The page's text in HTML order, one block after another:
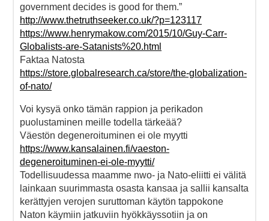
government decides is good for them.”
http://www.thetruthseeker.co.uk/?p=123117
https://www.henrymakow.com/2015/10/Guy-Carr-
Globalists-are-Satanists%20.html
Faktaa Natosta
https://store.globalresearch.ca/store/the-globalization-
of-nato/
Voi kysyä onko tämän rappion ja perikadon
puolustaminen meille todella tärkeää?
Väestön degeneroituminen ei ole myytti
https://www.kansalainen.fi/vaeston-
degeneroituminen-ei-ole-myytti/
Todellisuudessa maamme nwo- ja Nato-eliitti ei välitä
lainkaan suurimmasta osasta kansaa ja sallii kansalta
kerättyjen verojen suruttoman käytön tappokone
Naton käymiin jatkuviin hyökkäyssotiin ja on